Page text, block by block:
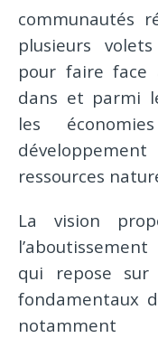
communautés
plusieurs
pour faire face
dans et parmi
les
ressources
La vision
qui repose sur
fondamentaux
notamment